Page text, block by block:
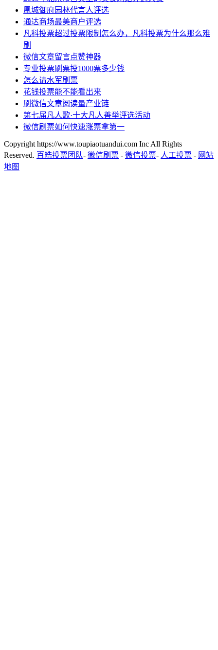
凰城御府园林代言人评选
通达商场最美商户评选
凡科投票超过投票限制怎么办，凡科投票为什么那么难
刷
微信文章留言点赞神器
专业投票刷票投1000票多少钱
怎么请水军刷票
花钱投票能不能看出来
刷微信文章阅读量产业链
第七届凡人歌·十大凡人善举评选活动
微信刷票如何快速涨票拿第一
Copyright https://www.toupiaotuandui.com Inc All Rights
Reserved. 百皓投票团队- 微信刷票 - 微信投票- 人工投票 - 网站
地图